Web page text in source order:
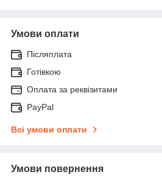
Умови оплати
Післяплата
Готівкою
Оплата за реквізитами
PayPal
Всі умови оплати
Умови повернення